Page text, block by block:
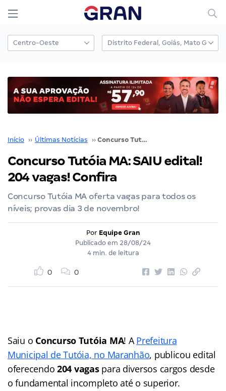
Início ›› Últimas Notícias ›› Concurso Tutóia MA: SAIU edital! 204 vagas! Confira
Concurso Tutóia MA: SAIU edital!
204 vagas! Confira
Concurso Tutóia MA oferta vagas para todos os
níveis; provas dia 3 de novembro!
Por Equipe Gran
Publicado em 28/08/24
4 min. de leitura
0 0
Saiu o Concurso Tutóia MA! APrefeitura
Municipal de Tutóia, no Maranhão, publicou edital
oferecendo204 vagaspara diversos cargos desde
o fundamental incompleto até o superior.